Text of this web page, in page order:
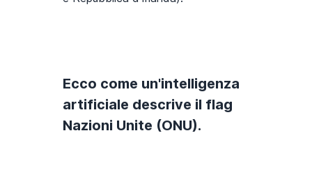
Ecco come un'intelligenza
artificiale descrive il flag
Nazioni Unite (ONU).